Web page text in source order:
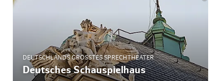
DEUTSCHLANDS GRÖSSTES SPRECHTHEATER
Deutsches Schauspielhaus